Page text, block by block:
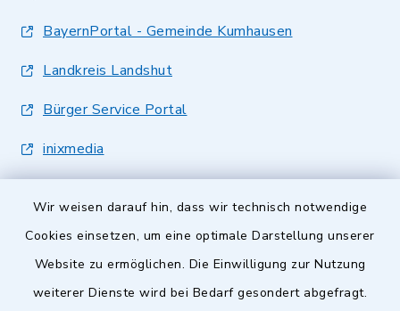
Wir weisen darauf hin, dass wir technisch notwendige
Cookies einsetzen, um eine optimale Darstellung unserer
Website zu ermöglichen. Die Einwilligung zur Nutzung
weiterer Dienste wird bei Bedarf gesondert abgefragt.
BayernPortal - Gemeinde Kumhausen
Landkreis Landshut
Bürger Service Portal
inixmedia